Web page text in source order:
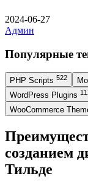
2024-06-27
Админ
Популярные
PHP Scripts 522
WordPress Plugins
WooCommerce
созданием
Тильде